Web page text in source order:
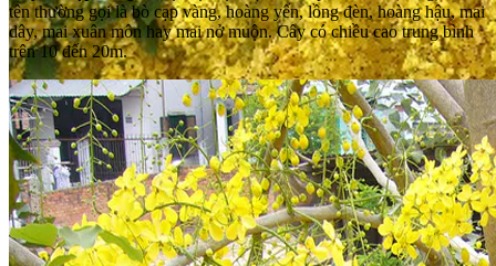
tên thường gọi là bò cạp vàng, hoàng yến, lồng đèn, hoàng hậu, mai
dây, mai xuân môn hay mai nở muộn. Cây có chiều cao trung bình
trên 10 đến 20m.